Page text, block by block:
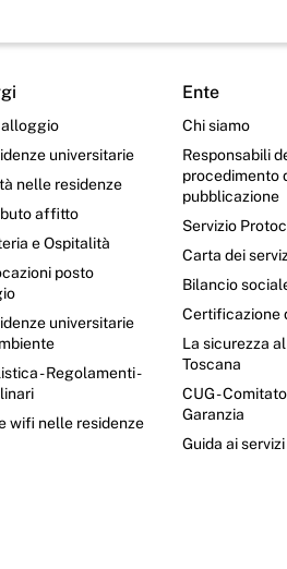
alloggio
universitarie
nelle residenze
affitto
e Ospitalità
posto
universitarie
- Regolamenti -
wifi nelle residenze
Ente
Chi siamo
Responsabili
procedimento
pubblicazione
Servizio
Carta dei
Bilancio
Certificazione
La sicurezza
Toscana
CUG -
Garanzia
Guida ai